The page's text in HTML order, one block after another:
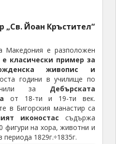
„Св. Йоан Кръстител“
Македония е разположен
е класически пример за
живопис и
години в училище по
за Дебърската
от 18-ти и 19-ти век.
в Бигорския манастир са
иконостассъдържа
фигури на хора, животни и
1829г.÷1835г.